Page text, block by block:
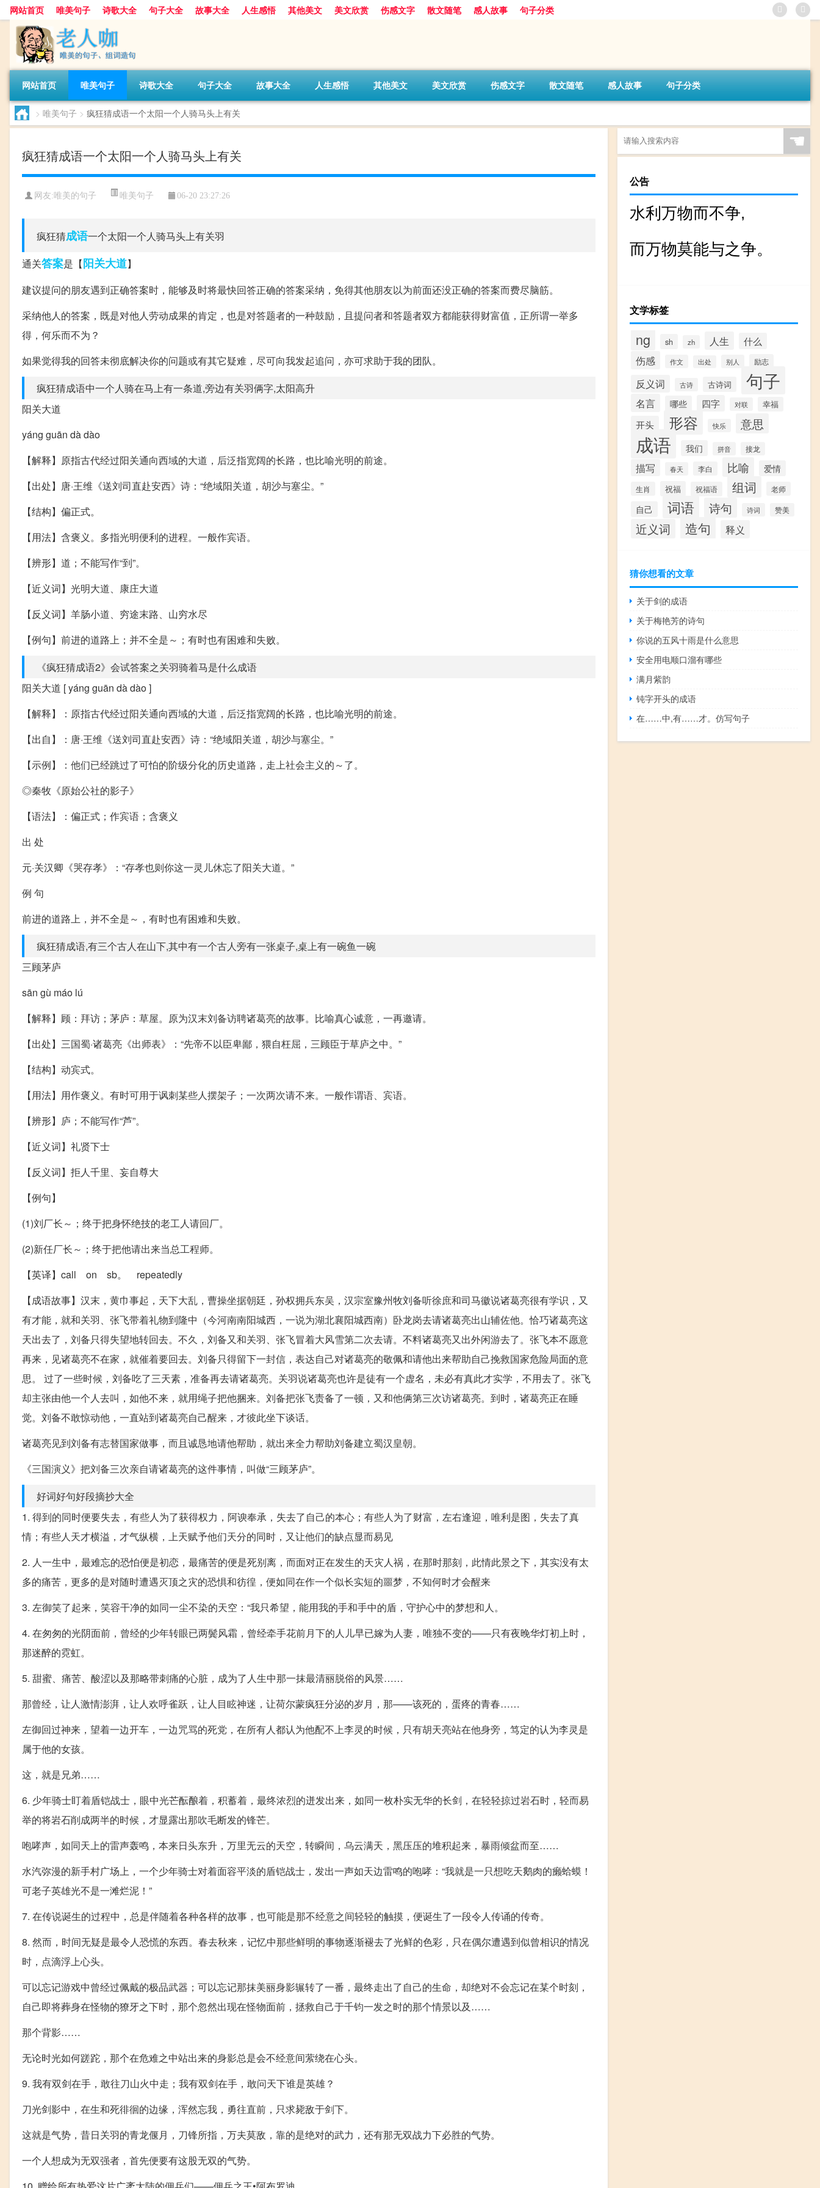
网站首页 唯美句子 诗歌大全 句子大全 故事大全 人生感悟 其他美文 美文欣赏 伤感文字 散文随笔 感人故事 句子分类
网站首页 唯美句子 诗歌大全 句子大全 故事大全 人生感悟 其他美文 美文欣赏 伤感文字 散文随笔 感人故事 句子分类
> 唯美句子 > 疯狂猜成语一个太阳一个人骑马头上有关
疯狂猜成语一个太阳一个人骑马头上有关
网友:唯美的句子 唯美句子 06-20 23:27:26
疯狂猜成语一个太阳一个人骑马头上有关羽
通关答案是【阳关大道】
建议提问的朋友遇到正确答案时，能够及时将最快回答正确的答案采纳，免得其他朋友以为前面还没正确的答案而费尽脑筋。
采纳他人的答案，既是对他人劳动成果的肯定，也是对答题者的一种鼓励，且提问者和答题者双方都能获得财富值，正所谓一举多
得，何乐而不为？
如果觉得我的回答未彻底解决你的问题或有其它疑难，尽可向我发起追问，亦可求助于我的团队。
疯狂猜成语中一个人骑在马上有一条道,旁边有关羽俩字,太阳高升
阳关大道
yáng guān dà dào
【解释】原指古代经过阳关通向西域的大道，后泛指宽阔的长路，也比喻光明的前途。
【出处】唐·王维《送刘司直赴安西》诗：“绝域阳关道，胡沙与塞尘。”
【结构】偏正式。
【用法】含褒义。多指光明便利的进程。一般作宾语。
【辨形】道；不能写作“到”。
【近义词】光明大道、康庄大道
【反义词】羊肠小道、穷途末路、山穷水尽
【例句】前进的道路上；并不全是～；有时也有困难和失败。
《疯狂猜成语2》会试答案之关羽骑着马是什么成语
阳关大道 [ yáng guān dà dào ]
【解释】：原指古代经过阳关通向西域的大道，后泛指宽阔的长路，也比喻光明的前途。
【出自】：唐·王维《送刘司直赴安西》诗：“绝域阳关道，胡沙与塞尘。”
【示例】：他们已经跳过了可怕的阶级分化的历史道路，走上社会主义的～了。
◎秦牧《原始公社的影子》
【语法】：偏正式；作宾语；含褒义
出 处
元·关汉卿《哭存孝》：“存孝也则你这一灵儿休忘了阳关大道。”
例 句
前进的道路上，并不全是～，有时也有困难和失败。
疯狂猜成语,有三个古人在山下,其中有一个古人旁有一张桌子,桌上有一碗鱼一碗
三顾茅庐
sān gù máo lú
【解释】顾：拜访；茅庐：草屋。原为汉末刘备访聘诸葛亮的故事。比喻真心诚意，一再邀请。
【出处】三国蜀·诸葛亮《出师表》：“先帝不以臣卑鄙，猥自枉屈，三顾臣于草庐之中。”
【结构】动宾式。
【用法】用作褒义。有时可用于讽刺某些人摆架子；一次两次请不来。一般作谓语、宾语。
【辨形】庐；不能写作“芦”。
【近义词】礼贤下士
【反义词】拒人千里、妄自尊大
【例句】
(1)刘厂长～；终于把身怀绝技的老工人请回厂。
(2)新任厂长～；终于把他请出来当总工程师。
【英译】call on sb。 repeatedly
【成语故事】汉末，黄巾事起，天下大乱，曹操坐据朝廷，孙权拥兵东吴，汉宗室豫州牧刘备听徐庶和司马徽说诸葛亮很有学识，又
有才能，就和关羽、张飞带着礼物到隆中（今河南南阳城西，一说为湖北襄阳城西南）卧龙岗去请诸葛亮出山辅佐他。恰巧诸葛亮这
天出去了，刘备只得失望地转回去。不久，刘备又和关羽、张飞冒着大风雪第二次去请。不料诸葛亮又出外闲游去了。张飞本不愿意
再来，见诸葛亮不在家，就催着要回去。刘备只得留下一封信，表达自己对诸葛亮的敬佩和请他出来帮助自己挽救国家危险局面的意
思。 过了一些时候，刘备吃了三天素，准备再去请诸葛亮。关羽说诸葛亮也许是徒有一个虚名，未必有真此才实学，不用去了。张飞
却主张由他一个人去叫，如他不来，就用绳子把他捆来。刘备把张飞责备了一顿，又和他俩第三次访诸葛亮。到时，诸葛亮正在睡
觉。刘备不敢惊动他，一直站到诸葛亮自己醒来，才彼此坐下谈话。
诸葛亮见到刘备有志替国家做事，而且诚恳地请他帮助，就出来全力帮助刘备建立蜀汉皇朝。
《三国演义》把刘备三次亲自请诸葛亮的这件事情，叫做“三顾茅庐”。
好词好句好段摘抄大全
1. 得到的同时便要失去，有些人为了获得权力，阿谀奉承，失去了自己的本心；有些人为了财富，左右逢迎，唯利是图，失去了真
情；有些人天才横溢，才气纵横，上天赋予他们天分的同时，又让他们的缺点显而易见
2. 人一生中，最难忘的恐怕便是初恋，最痛苦的便是死别离，而面对正在发生的天灾人祸，在那时那刻，此情此景之下，其实没有太
多的痛苦，更多的是对随时遭遇灭顶之灾的恐惧和彷徨，便如同在作一个似长实短的噩梦，不知何时才会醒来
3. 左御笑了起来，笑容干净的如同一尘不染的天空：“我只希望，能用我的手和手中的盾，守护心中的梦想和人。
4. 在匆匆的光阴面前，曾经的少年转眼已两鬓风霜，曾经牵手花前月下的人儿早已嫁为人妻，唯独不变的——只有夜晚华灯初上时，
那迷醉的霓虹。
5. 甜蜜、痛苦、酸涩以及那略带刺痛的心脏，成为了人生中那一抹最清丽脱俗的风景……
那曾经，让人激情澎湃，让人欢呼雀跃，让人目眩神迷，让荷尔蒙疯狂分泌的岁月，那——该死的，蛋疼的青春……
左御回过神来，望着一边开车，一边咒骂的死党，在所有人都认为他配不上李灵的时候，只有胡天亮站在他身旁，笃定的认为李灵是
属于他的女孩。
这，就是兄弟……
6. 少年骑士盯着盾铠战士，眼中光芒酝酿着，积蓄着，最终浓烈的迸发出来，如同一枚朴实无华的长剑，在轻轻掠过岩石时，轻而易
举的将岩石削成两半的时候，才显露出那吹毛断发的锋芒。
咆哮声，如同天上的雷声轰鸣，本来日头东升，万里无云的天空，转瞬间，乌云满天，黑压压的堆积起来，暴雨倾盆而至……
水汽弥漫的新手村广场上，一个少年骑士对着面容平淡的盾铠战士，发出一声如天边雷鸣的咆哮：“我就是一只想吃天鹅肉的癞蛤蟆！
可老子英雄光不是一滩烂泥！”
7. 在传说诞生的过程中，总是伴随着各种各样的故事，也可能是那不经意之间轻轻的触摸，便诞生了一段令人传诵的传奇。
8. 然而，时间无疑是最令人恐慌的东西。春去秋来，记忆中那些鲜明的事物逐渐褪去了光鲜的色彩，只在偶尔遭遇到似曾相识的情况
时，点滴浮上心头。
可以忘记游戏中曾经过佩戴的极品武器；可以忘记那抹美丽身影辗转了一番，最终走出了自己的生命，却绝对不会忘记在某个时刻，
自己即将葬身在怪物的獠牙之下时，那个忽然出现在怪物面前，拯救自己于千钧一发之时的那个情景以及……
那个背影……
无论时光如何蹉跎，那个在危难之中站出来的身影总是会不经意间萦绕在心头。
9. 我有双剑在手，敢往刀山火中走；我有双剑在手，敢问天下谁是英雄？
刀光剑影中，在生和死徘徊的边缘，浑然忘我，勇往直前，只求毙敌于剑下。
这就是气势，昔日关羽的青龙偃月，刀锋所指，万夫莫敌，靠的是绝对的武力，还有那无双战力下必胜的气势。
一个人想成为无双强者，首先便要有这股无双的气势。
☚
公告
水利万物而不争,
而万物莫能与之争。
文学标签
ng sh zh 人生 什么
伤感 作文 出处 别人 励志
反义词 古诗 古诗词 句子
名言 哪些 四字 对联 幸福
开头 形容 快乐 意思
成语 我们 拼音 接龙
描写 春天 李白 比喻 爱情
生肖 祝福 祝福语 组词 老师
自己 词语 诗句 诗词 赞美
近义词 造句 释义
猜你想看的文章
关于剑的成语
关于梅艳芳的诗句
你说的五风十雨是什么意思
安全用电顺口溜有哪些
满月紫韵
钝字开头的成语
在……中,有……才。仿写句子